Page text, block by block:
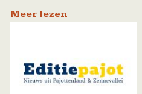
Meer lezen